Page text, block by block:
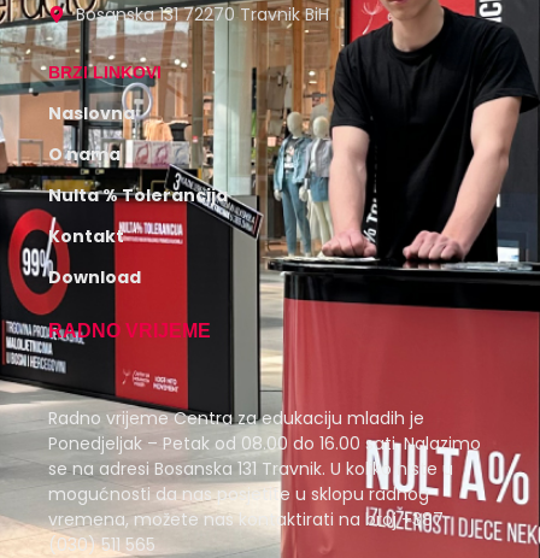
Bosanska 131 72270 Travnik BiH
BRZI LINKOVI
Naslovna
O nama
Nulta % Tolerancija
Kontakt
Download
RADNO VRIJEME
Radno vrijeme Centra za edukaciju mladih je
Ponedjeljak – Petak od 08.00 do 16.00 sati. Nalazimo
se na adresi Bosanska 131 Travnik. U koliko niste u
mogućnosti da nas posjetite u sklopu radnog
vremena, možete nas kontaktirati na broj +387
(030) 511 565